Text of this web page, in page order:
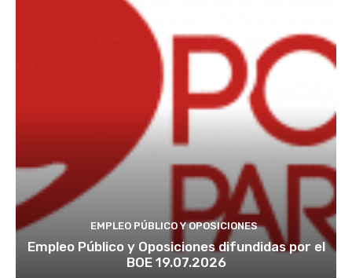
EMPLEO PÚBLICO Y OPOSICIONES
Empleo Público y Oposiciones difundidas por el
BOE 19.07.2026